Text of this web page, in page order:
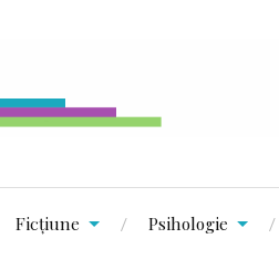
Ficțiune Psihologie